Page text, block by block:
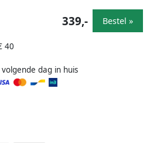
40
dag in huis
339,- Bestel »